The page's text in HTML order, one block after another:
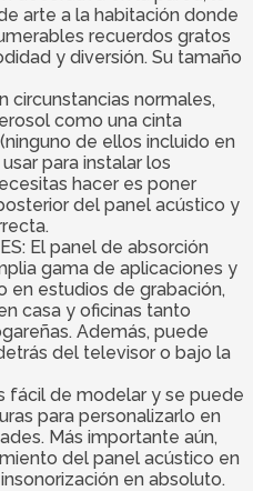
arte a la habitación donde
recuerdos gratos
y diversión. Su tamaño
circunstancias normales,
como una cinta
de ellos incluido en
para instalar los
hacer es poner
del panel acústico y
El panel de absorción
gama de aplicaciones y
en estudios de grabación,
casa y oficinas tanto
Además, puede
del televisor o bajo la
fácil de modelar y se puede
para personalizarlo en
Más importante aún,
del panel acústico en
en absoluto.